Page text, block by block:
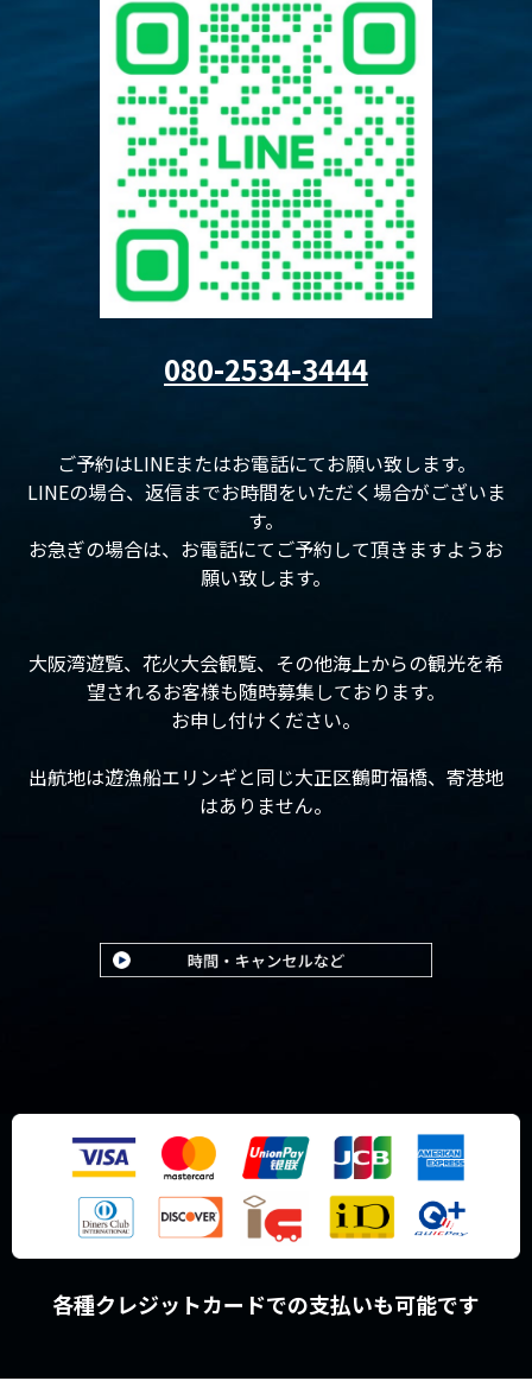
080-2534-3444
ご予約はLINEまたはお電話にてお願い致します。
LINEの場合、返信までお時間をいただく場合がございま
す。
お急ぎの場合は、お電話にてご予約して頂きますようお
願い致します。
大阪湾遊覧、花火大会観覧、その他海上からの観光を希
望されるお客様も随時募集しております。
お申し付けください。
出航地は遊漁船エリンギと同じ大正区鶴町福橋、寄港地
はありません。
各種クレジットカードでの支払いも可能です